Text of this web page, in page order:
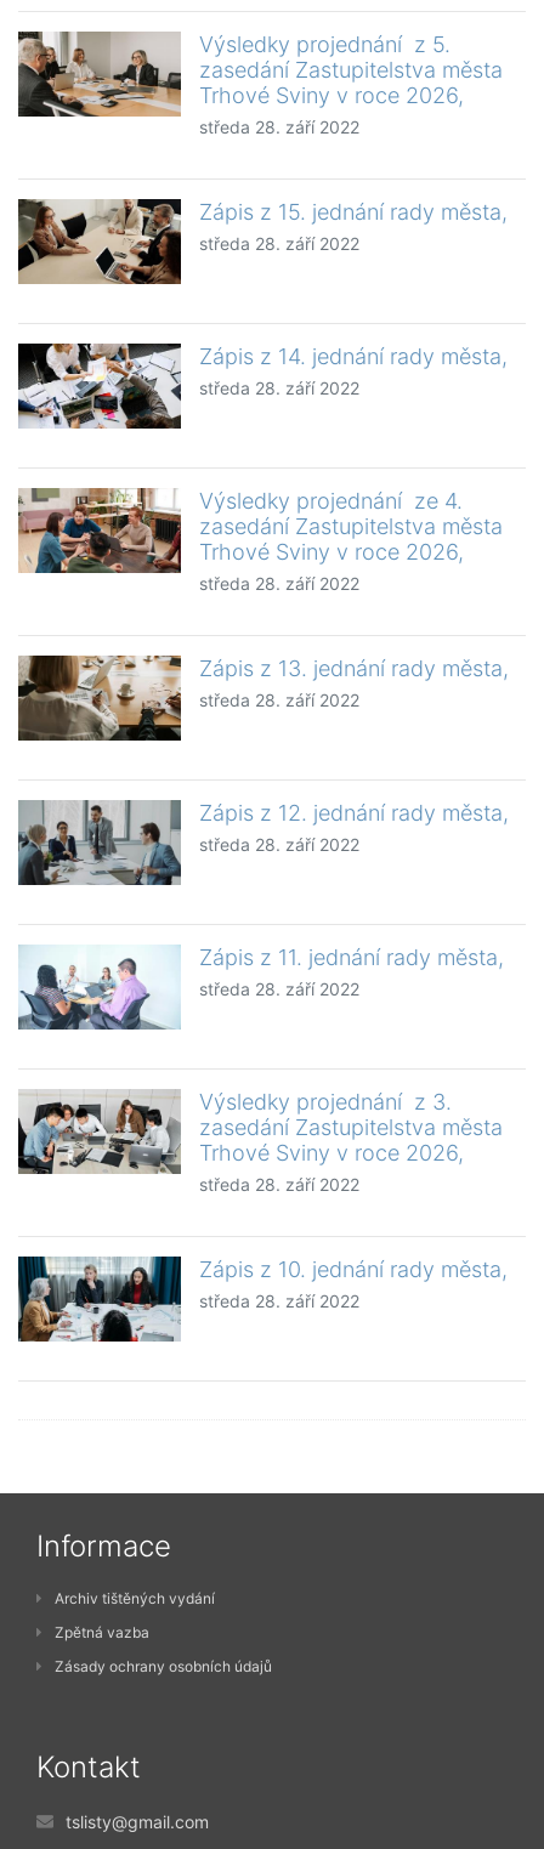
Výsledky projednání z 5.
zasedání Zastupitelstva města
Trhové Sviny v roce 2026,
středa 28. září 2022
Zápis z 15. jednání rady města,
středa 28. září 2022
Zápis z 14. jednání rady města,
středa 28. září 2022
Výsledky projednání ze 4.
zasedání Zastupitelstva města
Trhové Sviny v roce 2026,
středa 28. září 2022
Zápis z 13. jednání rady města,
středa 28. září 2022
Zápis z 12. jednání rady města,
středa 28. září 2022
Zápis z 11. jednání rady města,
středa 28. září 2022
Výsledky projednání z 3.
zasedání Zastupitelstva města
Trhové Sviny v roce 2026,
středa 28. září 2022
Zápis z 10. jednání rady města,
středa 28. září 2022
Informace
Archiv tištěných vydání
Zpětná vazba
Zásady ochrany osobních údajů
Kontakt
tslisty@gmail.com